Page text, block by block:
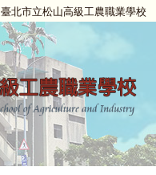
臺北市立松山高級工農職業學校